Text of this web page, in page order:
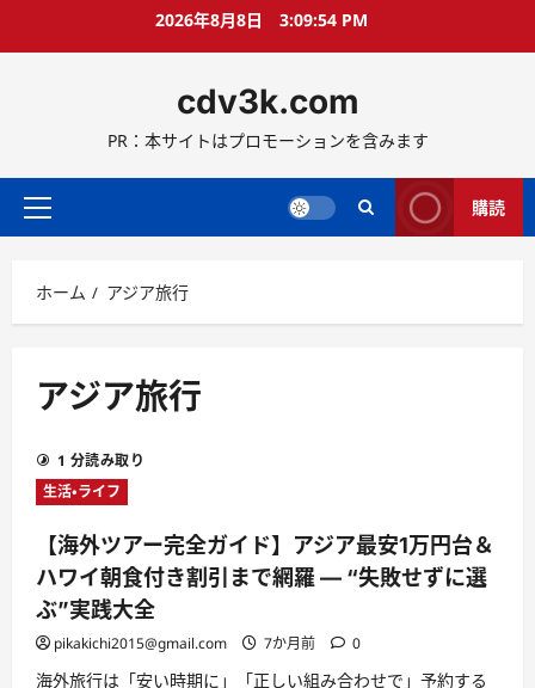
ス
ッ
2026年8月8日 3:09:55 PM
cdv3k.com
PR：本サイトはプロモーションを含みます
メ
メ
ニ
ー
購読
ホーム アジア旅行
アジア旅行
1 分読み取り
生活・ライフ
【海外ツアー完全ガイド】アジア最安1万円台＆
ハワイ朝食付き割引まで網羅 ― “失敗せずに選
ぶ”実践大全
pikakichi2015@gmail.com 7か月前 0
海外旅行は「安い時期に」「正しい組み合わせで」予約する